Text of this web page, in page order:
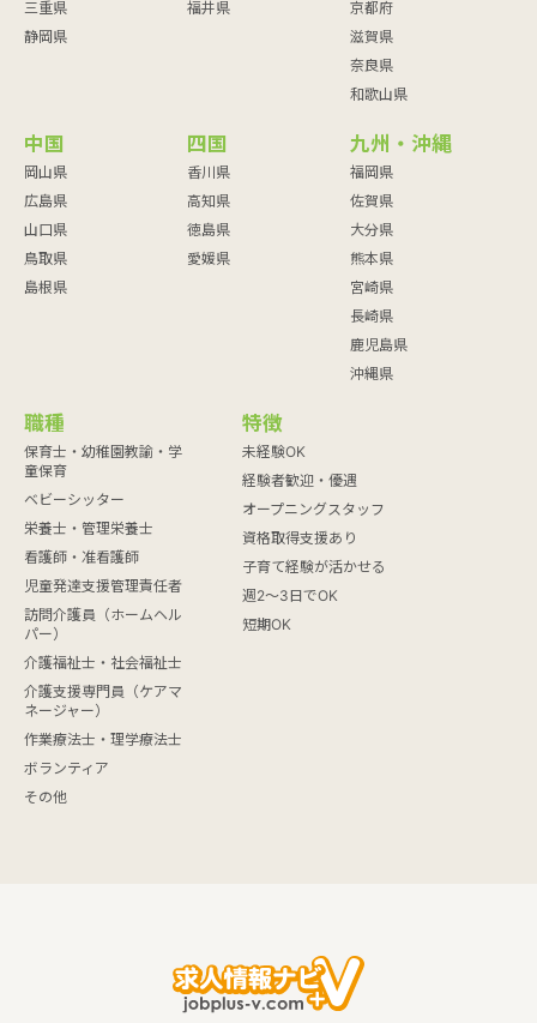
三重県
静岡県
福井県
京都府
滋賀県
奈良県
和歌山県
中国
岡山県
広島県
山口県
鳥取県
島根県
四国
香川県
高知県
徳島県
愛媛県
九州・沖縄
福岡県
佐賀県
大分県
熊本県
宮崎県
長崎県
鹿児島県
沖縄県
職種
保育士・幼稚園教諭・学
童保育
ベビーシッター
栄養士・管理栄養士
看護師・准看護師
児童発達支援管理責任者
訪問介護員（ホームヘル
パー）
介護福祉士・社会福祉士
介護支援専門員（ケアマ
ネージャー）
作業療法士・理学療法士
ボランティア
その他
特徴
未経験OK
経験者歓迎・優遇
オープニングスタッフ
資格取得支援あり
子育て経験が活かせる
週2～3日でOK
短期OK